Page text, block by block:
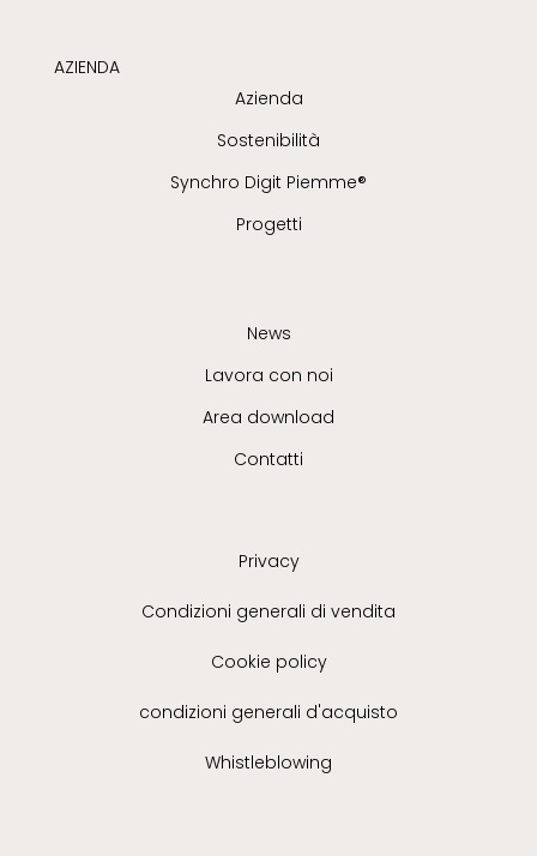
AZIENDA
Azienda
Sostenibilità
Synchro Digit Piemme®
Progetti
News
Lavora con noi
Area download
Contatti
Privacy
Condizioni generali di vendita
Cookie policy
condizioni generali d'acquisto
Whistleblowing